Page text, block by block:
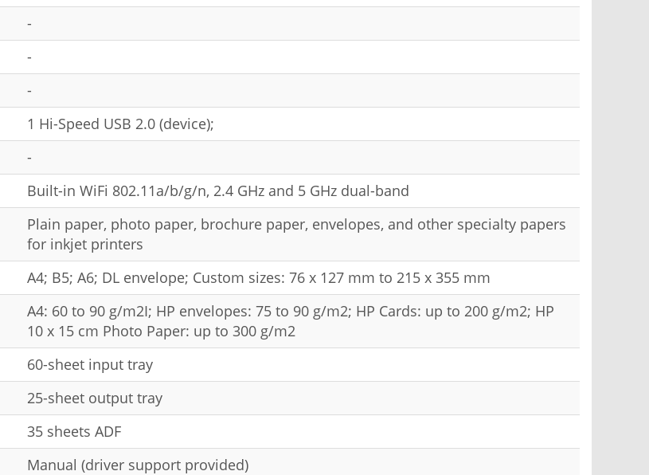
-
-
-
1 Hi-Speed USB 2.0 (device);
-
Built-in WiFi 802.11a/b/g/n, 2.4 GHz and 5 GHz dual-band
Plain paper, photo paper, brochure paper, envelopes, and other specialty papers
for inkjet printers
A4; B5; A6; DL envelope; Custom sizes: 76 x 127 mm to 215 x 355 mm
A4: 60 to 90 g/m2І; HP envelopes: 75 to 90 g/m2; HP Cards: up to 200 g/m2; HP
10 x 15 cm Photo Paper: up to 300 g/m2
60-sheet input tray
25-sheet output tray
35 sheets ADF
Manual (driver support provided)